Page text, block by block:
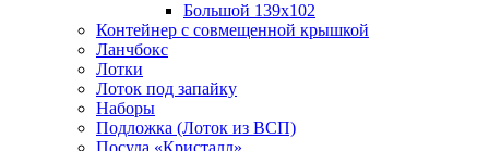
Большой 139х102
Контейнер с совмещенной крышкой
Ланчбокс
Лотки
Лоток под запайку
Наборы
Подложка (Лоток из ВСП)
Посуда «Кристалл»